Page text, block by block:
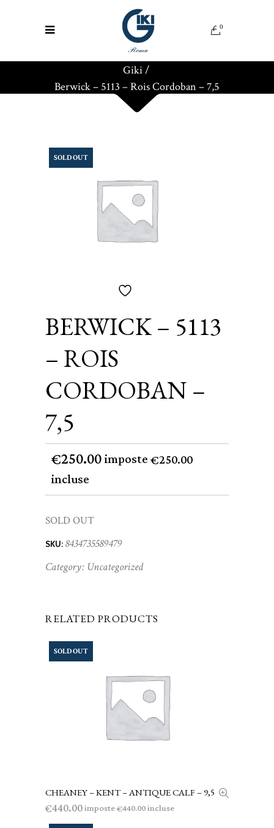
0
Giki/
Berwick – 5113 – Rois Cordoban – 7,5
SOLD OUT
BERWICK – 5113
– ROIS
CORDOBAN –
7,5
€250.00imposte€250.00
incluse
SOLD OUT
SKU: 8434735589479
Category: Uncategorized
RELATED PRODUCTS
SOLD OUT
LEGGI TUTTO
CHEANEY – KENT – ANTIQUE CALF – 9,5
€440.00imposte€440.00incluse